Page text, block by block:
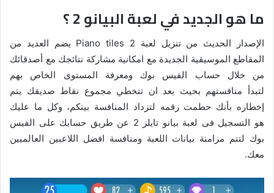
ما هو الجديد في لعبة البيانو 2 ؟
الإصدار الحديث من تنزيل لعبة Piano tiles 2 يضم العديد من
المقاطع الموسيقية الجديدة مع امكانية مشاركة نتائجك مع أصدقائك
من خلال حساب الفيس بوك ومعرفة المستوى الخاص بهم
لتبدأ منافستهم بحيث بعد ان تتخطي مجموع نقاط صديقك يتم
إخطاره بأنك حطمت رقمه لتزداد المنافسة بينكم، وكل ما عليك
هو التسجيل فى لعبة بيانو تايلز 2 عن طريق حسابك على الفيس
بوك لتتم مزامنة بيانات اللعبة ومنافسة افضل اللاعبين العالميين
معك.